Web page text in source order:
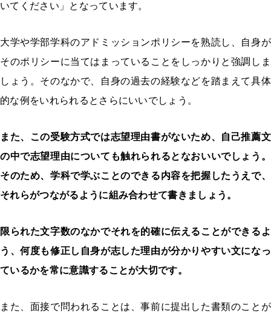
いてください」となっています。
大学や学部学科のアドミッションポリシーを熟読し、自身が
そのポリシーに当てはまっていることをしっかりと強調しま
しょう。そのなかで、自身の過去の経験などを踏まえて具体
的な例をいれられるとさらにいいでしょう。
また、この受験方式では志望理由書がないため、自己推薦文
の中で志望理由についても触れられるとなおいいでしょう。
そのため、学科で学ぶことのできる内容を把握したうえで、
それらがつながるように組み合わせて書きましょう。
限られた文字数のなかでそれを的確に伝えることができるよ
う、何度も修正し自身が志した理由が分かりやすい文になっ
ているかを常に意識することが大切です。
また、面接で問われることは、事前に提出した書類のことが